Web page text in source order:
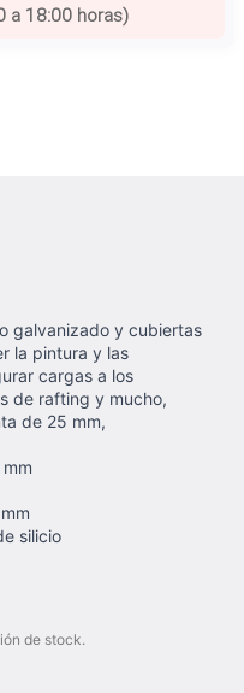
a 18:00 horas)
galvanizado y cubiertas
la pintura y las
cargas a los
de rafting y mucho,
de 25 mm,
silicio
de stock.